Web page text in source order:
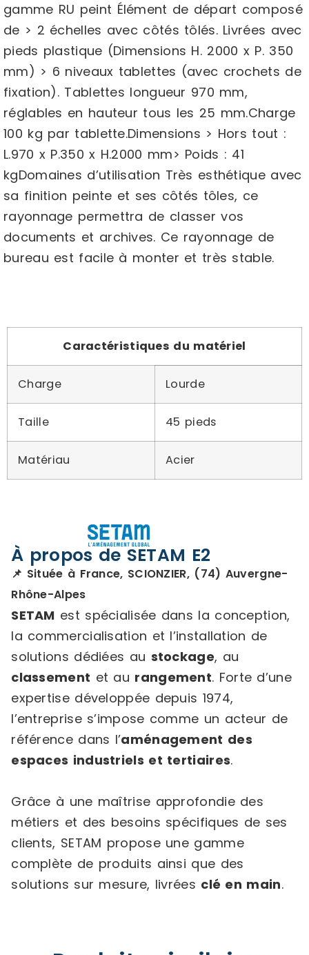
gamme RU peint Élément de départ composé
de > 2 échelles avec côtés tôlés. Livrées avec
pieds plastique (Dimensions H. 2000 x P. 350
mm) > 6 niveaux tablettes (avec crochets de
fixation). Tablettes longueur 970 mm,
réglables en hauteur tous les 25 mm.Charge
100 kg par tablette.Dimensions > Hors tout :
L.970 x P.350 x H.2000 mm> Poids : 41
kgDomaines d’utilisation Très esthétique avec
sa finition peinte et ses côtés tôles, ce
rayonnage permettra de classer vos
documents et archives. Ce rayonnage de
bureau est facile à monter et très stable.
Caractéristiques du matériel
Charge Lourde
Taille 45 pieds
Matériau Acier
À propos de SETAM E2
📌 Située à France, SCIONZIER, (74) Auvergne-
Rhône-Alpes
SETAM est spécialisée dans la conception,
la commercialisation et l’installation de
solutions dédiées au stockage, au
classement et au rangement. Forte d’une
expertise développée depuis 1974,
l’entreprise s’impose comme un acteur de
référence dans l’aménagement des
espaces industriels et tertiaires.
Grâce à une maîtrise approfondie des
métiers et des besoins spécifiques de ses
clients, SETAM propose une gamme
complète de produits ainsi que des
solutions sur mesure, livrées clé en main.